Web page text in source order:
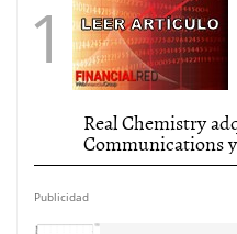
Real Chemistry
Communications
Publicidad